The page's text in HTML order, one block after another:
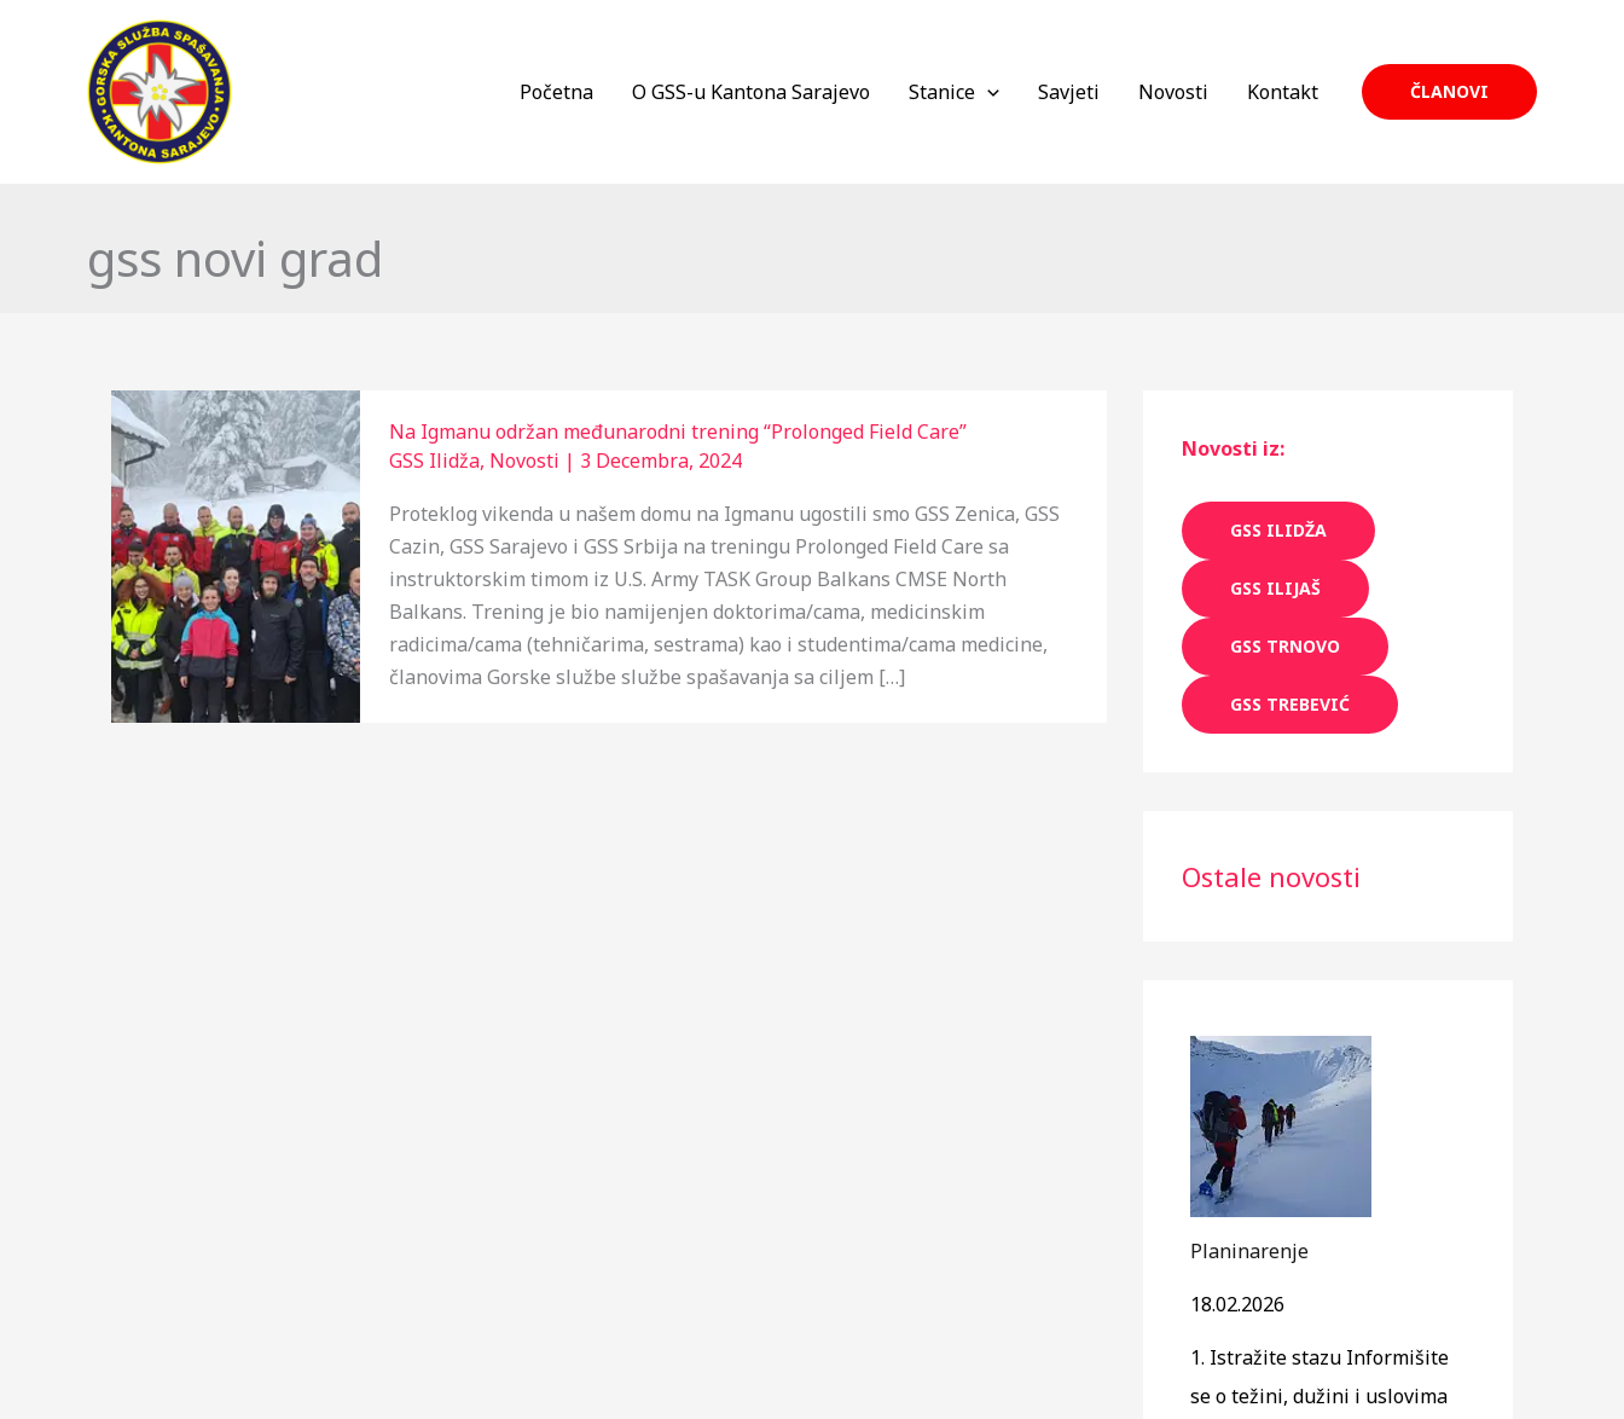
Početna O GSS-u Kantona Sarajevo Stanice Savjeti Novosti Kontakt ČLANOVI
gss novi grad
Na Igmanu održan međunarodni trening “Prolonged Field Care”
GSS Ilidža, Novosti | 3 Decembra, 2024
Proteklog vikenda u našem domu na Igmanu ugostili smo GSS Zenica, GSS
Cazin, GSS Sarajevo i GSS Srbija na treningu Prolonged Field Care sa
instruktorskim timom iz U.S. Army TASK Group Balkans CMSE North
Balkans. Trening je bio namijenjen doktorima/cama, medicinskim
radicima/cama (tehničarima, sestrama) kao i studentima/cama medicine,
članovima Gorske službe službe spašavanja sa ciljem […]
Novosti iz:
GSS ILIDŽA
GSS ILIJAŠ
GSS TRNOVO
GSS TREBEVIĆ
Ostale novosti
Planinarenje
18.02.2026
1. Istražite stazu Informišite
se o težini, dužini i uslovima